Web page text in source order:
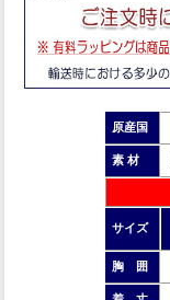
原産国
素 材
サイズ
胸 囲